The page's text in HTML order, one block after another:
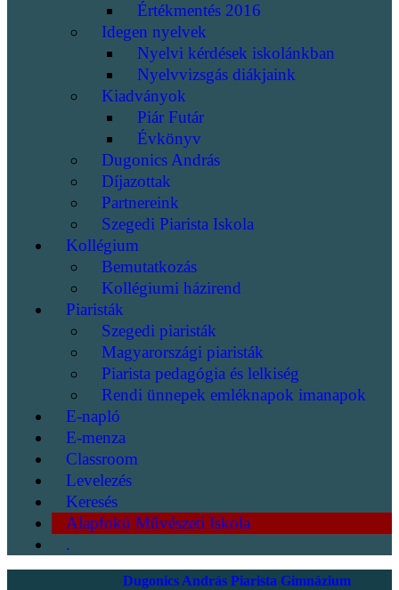
Értékmentés 2016
Idegen nyelvek
Nyelvi kérdések iskolánkban
Nyelvvizsgás diákjaink
Kiadványok
Piár Futár
Évkönyv
Dugonics András
Díjazottak
Partnereink
Szegedi Piarista Iskola
Kollégium
Bemutatkozás
Kollégiumi házirend
Piaristák
Szegedi piaristák
Magyarországi piaristák
Piarista pedagógia és lelkiség
Rendi ünnepek emléknapok imanapok
E-napló
E-menza
Classroom
Levelezés
Keresés
Alapfokú Művészeti Iskola
.
Dugonics András Piarista Gimnázium